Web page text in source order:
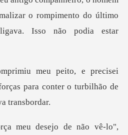
i
para conter o tu
ejo de não vê-lo",